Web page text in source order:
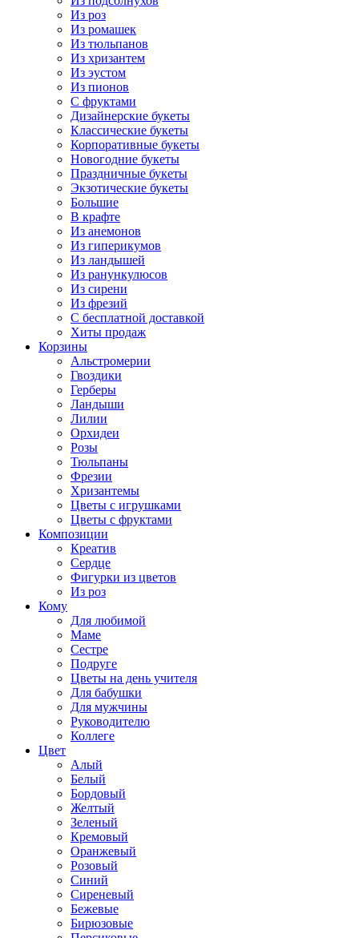
Из роз
Из ромашек
Из тюльпанов
Из хризантем
Из эустом
Из пионов
С фруктами
Дизайнерские букеты
Классические букеты
Корпоративные букеты
Новогодние букеты
Праздничные букеты
Экзотические букеты
Большие
В крафте
Из анемонов
Из гиперикумов
Из ландышей
Из ранункулюсов
Из сирени
Из фрезий
С бесплатной доставкой
Хиты продаж
Корзины
Альстромерии
Гвоздики
Герберы
Ландыши
Лилии
Орхидеи
Розы
Тюльпаны
Фрезии
Хризантемы
Цветы с игрушками
Цветы с фруктами
Композиции
Креатив
Сердце
Фигурки из цветов
Из роз
Кому
Для любимой
Маме
Сестре
Подруге
Цветы на день учителя
Для бабушки
Для мужчины
Руководителю
Коллеге
Цвет
Алый
Белый
Бордовый
Желтый
Зеленый
Кремовый
Оранжевый
Розовый
Синий
Сиреневый
Бежевые
Бирюзовые